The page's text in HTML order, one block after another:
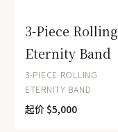
3-Piece Rolling
Eternity Band
3-PIECE ROLLING
ETERNITY BAND
起价 $5,000